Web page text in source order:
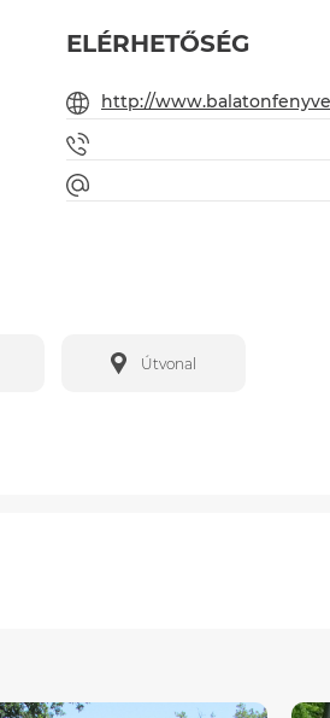
ELÉRHETŐSÉG
http://
Útvonal